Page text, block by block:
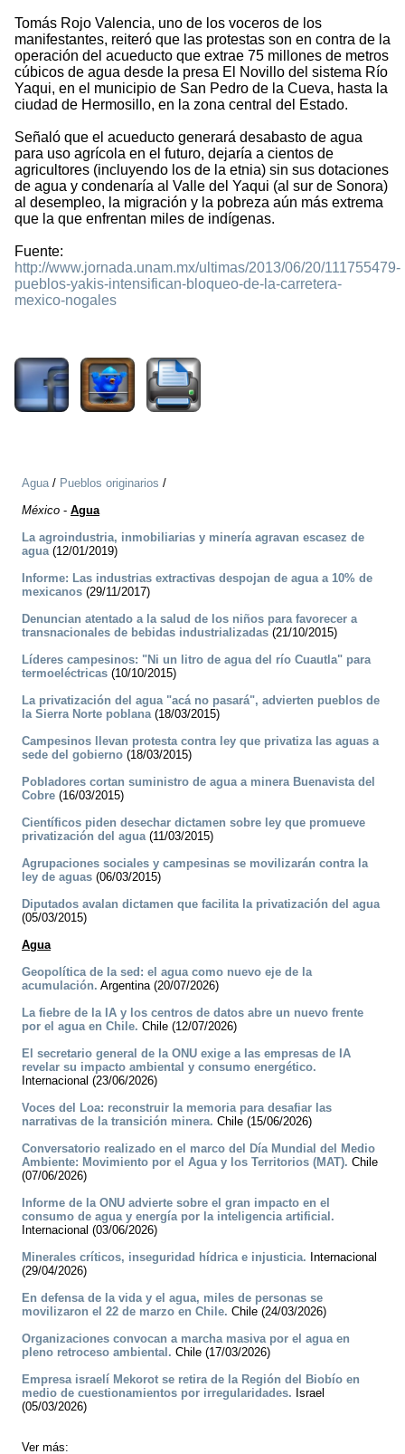
Tomás Rojo Valencia, uno de los voceros de los
manifestantes, reiteró que las protestas son en contra de la
operación del acueducto que extrae 75 millones de metros
cúbicos de agua desde la presa El Novillo del sistema Río
Yaqui, en el municipio de San Pedro de la Cueva, hasta la
ciudad de Hermosillo, en la zona central del Estado.
Señaló que el acueducto generará desabasto de agua
para uso agrícola en el futuro, dejaría a cientos de
agricultores (incluyendo los de la etnia) sin sus dotaciones
de agua y condenaría al Valle del Yaqui (al sur de Sonora)
al desempleo, la migración y la pobreza aún más extrema
que la que enfrentan miles de indígenas.
Fuente:
http://www.jornada.unam.mx/ultimas/2013/06/20/111755479-
pueblos-yakis-intensifican-bloqueo-de-la-carretera-
mexico-nogales
Agua/ Pueblos originarios /
México - Agua
La agroindustria, inmobiliarias y minería agravan escasez de
agua(12/01/2019)
Informe: Las industrias extractivas despojan de agua a 10% de
mexicanos (29/11/2017)
Denuncian atentado a la salud de los niños para favorecer a
transnacionales de bebidas industrializadas (21/10/2015)
Líderes campesinos: "Ni un litro de agua del río Cuautla" para
termoeléctricas (10/10/2015)
La privatización del agua "acá no pasará", advierten pueblos de
la Sierra Norte poblana(18/03/2015)
Campesinos llevan protesta contra ley que privatiza las aguas a
sede del gobierno (18/03/2015)
Pobladores cortan suministro de agua a minera Buenavista del
Cobre (16/03/2015)
Científicos piden desechar dictamen sobre ley que promueve
privatización del agua(11/03/2015)
Agrupaciones sociales y campesinas se movilizarán contra la
ley de aguas (06/03/2015)
Diputados avalan dictamen que facilita la privatización del agua
(05/03/2015)
Agua
Geopolítica de la sed: el agua como nuevo eje de la
acumulación. Argentina (20/07/2026)
La fiebre de la IA y los centros de datos abre un nuevo frente
por el agua en Chile. Chile (12/07/2026)
El secretario general de la ONU exige a las empresas de IA
revelar su impacto ambiental y consumo energético.
Internacional (23/06/2026)
Voces del Loa: reconstruir la memoria para desafiar las
narrativas de la transición minera. Chile (15/06/2026)
Conversatorio realizado en el marco del Día Mundial del Medio
Ambiente: Movimiento por el Agua y los Territorios (MAT). Chile
(07/06/2026)
Informe de la ONU advierte sobre el gran impacto en el
consumo de agua y energía por la inteligencia artificial.
Internacional (03/06/2026)
Minerales críticos, inseguridad hídrica e injusticia. Internacional
(29/04/2026)
En defensa de la vida y el agua, miles de personas se
movilizaron el 22 de marzo en Chile. Chile (24/03/2026)
Organizaciones convocan a marcha masiva por el agua en
pleno retroceso ambiental. Chile (17/03/2026)
Empresa israelí Mekorot se retira de la Región del Biobío en
medio de cuestionamientos por irregularidades. Israel
(05/03/2026)
Ver más: